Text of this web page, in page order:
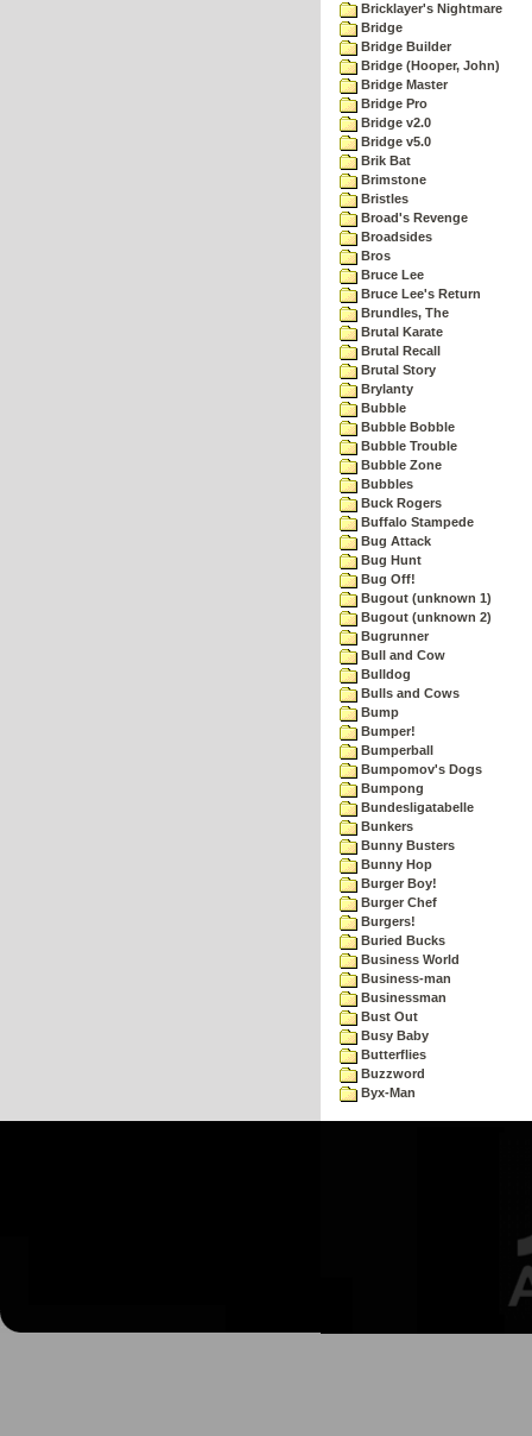
Bricklayer's Nightmare
Bridge
Bridge Builder
Bridge (Hooper, John)
Bridge Master
Bridge Pro
Bridge v2.0
Bridge v5.0
Brik Bat
Brimstone
Bristles
Broad's Revenge
Broadsides
Bros
Bruce Lee
Bruce Lee's Return
Brundles, The
Brutal Karate
Brutal Recall
Brutal Story
Brylanty
Bubble
Bubble Bobble
Bubble Trouble
Bubble Zone
Bubbles
Buck Rogers
Buffalo Stampede
Bug Attack
Bug Hunt
Bug Off!
Bugout (unknown 1)
Bugout (unknown 2)
Bugrunner
Bull and Cow
Bulldog
Bulls and Cows
Bump
Bumper!
Bumperball
Bumpomov's Dogs
Bumpong
Bundesligatabelle
Bunkers
Bunny Busters
Bunny Hop
Burger Boy!
Burger Chef
Burgers!
Buried Bucks
Business World
Business-man
Businessman
Bust Out
Busy Baby
Butterflies
Buzzword
Byx-Man